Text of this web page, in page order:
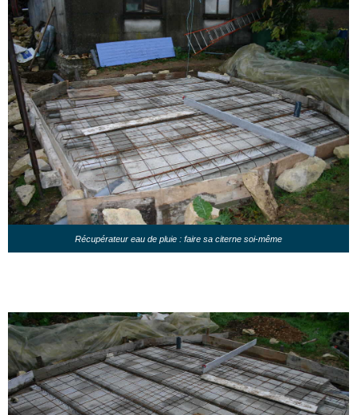
Récupérateur eau de pluie : faire sa citerne soi-même